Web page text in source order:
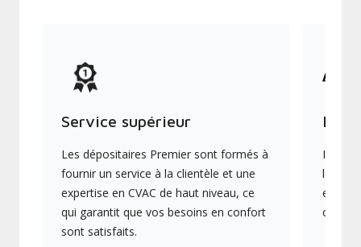
Service supérieur
Les dépositaires Premier sont formés à
fournir un service à la clientèle et une
expertise en CVAC de haut niveau, ce
qui garantit que vos besoins en confort
sont satisfaits.
Ils
les
en